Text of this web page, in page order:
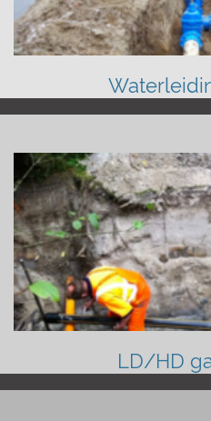
LD/HD